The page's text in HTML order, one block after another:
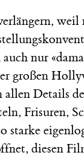
auch nur
großen
Details
Frisuren,
diesen